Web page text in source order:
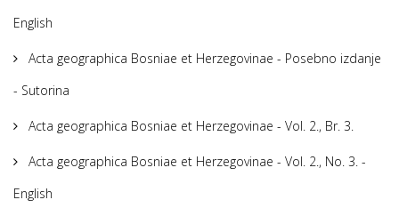
English
Acta geographica Bosniae et Herzegovinae - Posebno izdanje
- Sutorina
Acta geographica Bosniae et Herzegovinae - Vol. 2., Br. 3.
Acta geographica Bosniae et Herzegovinae - Vol. 2., No. 3. -
English